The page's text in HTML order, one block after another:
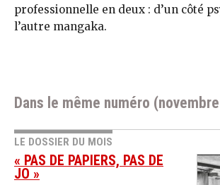
professionnelle en deux : d’un côté
l’autre mangaka.
Dans le même numéro
LE DOSSIER DU MOIS
« PAS DE PAPIERS, PAS DE
JO »